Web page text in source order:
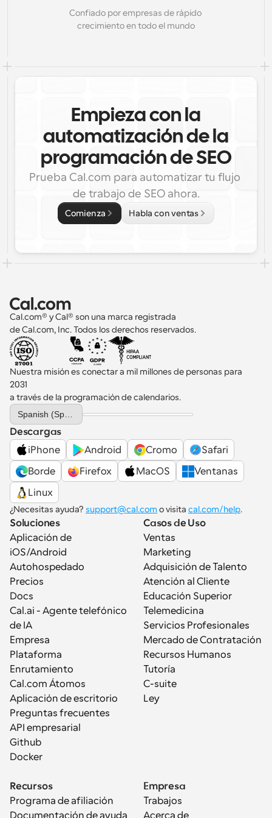
Confiado por empresas de rápido
crecimiento en todo el mundo
Empieza con la
automatización de la
programación de SEO
Prueba Cal.com para automatizar tu flujo
de trabajo de SEO ahora.
Comienza Habla con ventas
Cal.com® y Cal® son una marca registrada
de Cal.com, Inc. Todos los derechos reservados.
Nuestra misión es conectar a mil millones de personas para
2031
a través de la programación de calendarios.
Select Language
Descargas
iPhone
Android Cromo
Safari
Borde
Firefox MacOS
Ventanas
Linux
¿Necesitas ayuda? support@cal.com o visita cal.com/help.
Soluciones
Aplicación de
iOS/Android
Autohospedado
Precios
Docs
Cal.ai - Agente telefónico
de IA
Empresa
Plataforma
Enrutamiento
Cal.com Átomos
Aplicación de escritorio
Preguntas frecuentes
API empresarial
Github
Docker
Casos de Uso
Ventas
Marketing
Adquisición de Talento
Atención al Cliente
Educación Superior
Telemedicina
Servicios Profesionales
Mercado de Contratación
Recursos Humanos
Tutoría
C-suite
Ley
Recursos
Programa de afiliación
Documentación de ayuda
Empresa
Trabajos
Acerca de